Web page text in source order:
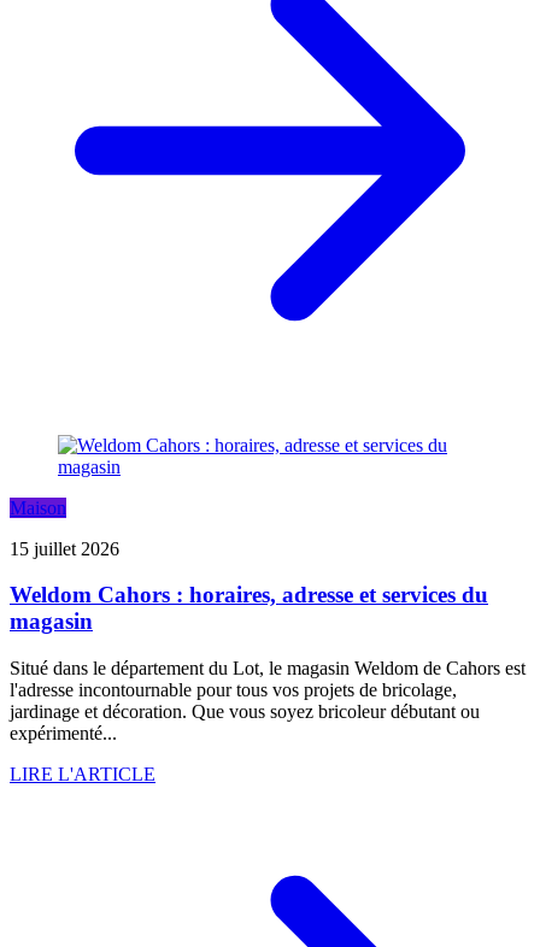
Maison
15 juillet 2026
Weldom Cahors : horaires, adresse et services du
magasin
Situé dans le département du Lot, le magasin Weldom de Cahors est
l'adresse incontournable pour tous vos projets de bricolage,
jardinage et décoration. Que vous soyez bricoleur débutant ou
expérimenté...
LIRE L'ARTICLE